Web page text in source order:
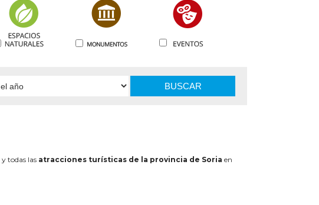
BUSCAR
y todas las atracciones turísticas de la provincia de Soria en